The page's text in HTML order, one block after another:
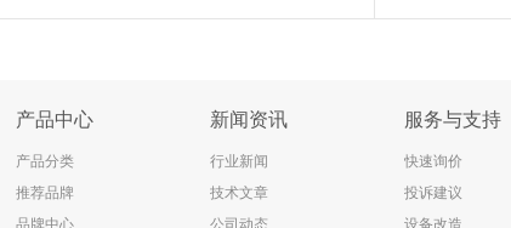
产品中心
产品分类
推荐品牌
品牌中心
新闻资讯
行业新闻
技术文章
公司动态
服务与支持
快速询价
投诉建议
设备改造